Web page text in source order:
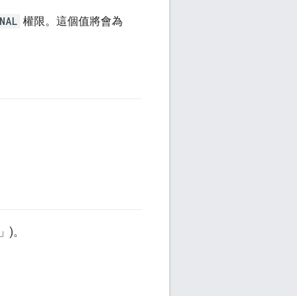
權限。這個值將會為
)。